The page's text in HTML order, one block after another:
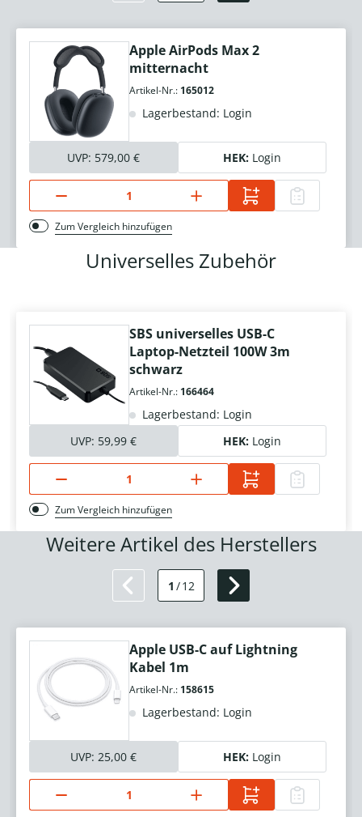
Apple AirPods Max 2
mitternacht
Artikel-Nr.: 165012
Lagerbestand: Login
UVP: 579,00 € HEK: Login
Zum Vergleich hinzufügen
Universelles Zubehör
SBS universelles USB-C
Laptop-Netzteil 100W 3m
schwarz
Artikel-Nr.: 166464
Lagerbestand: Login
UVP: 59,99 € HEK: Login
Zum Vergleich hinzufügen
Weitere Artikel des Herstellers
1 /12
Apple USB-C auf Lightning
Kabel 1m
Artikel-Nr.: 158615
Lagerbestand: Login
UVP: 25,00 € HEK: Login